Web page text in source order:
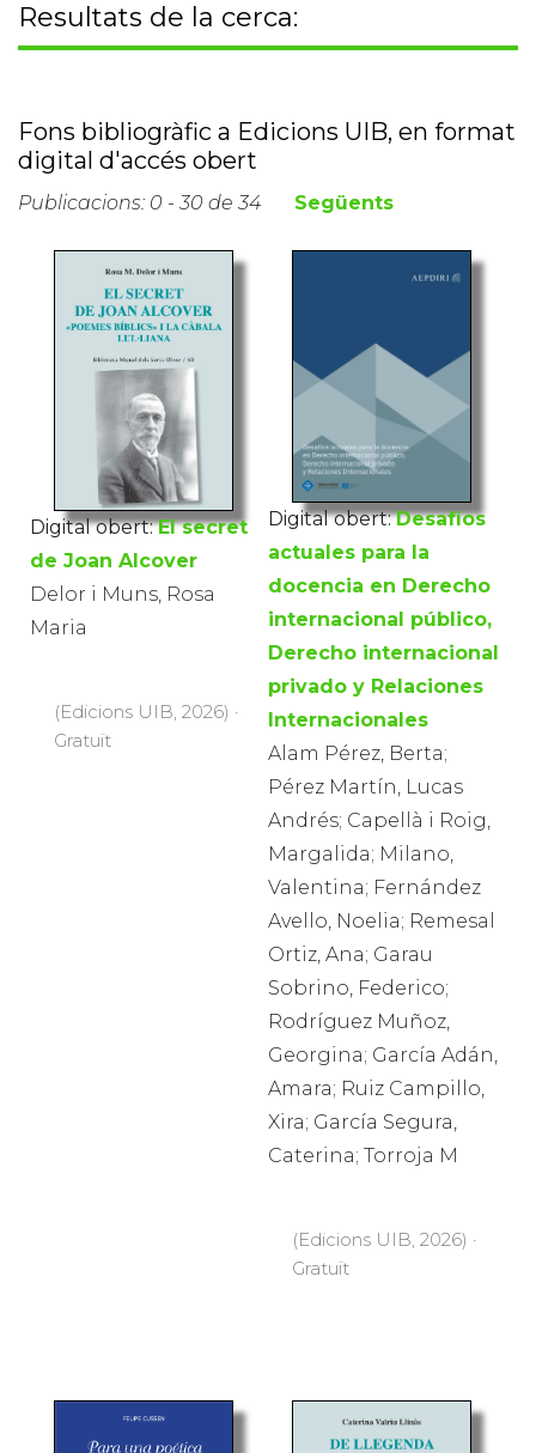
Resultats de la cerca:
Fons bibliogràfic a Edicions UIB, en format
digital d'accés obert
Publicacions: 0 - 30 de 34 Següents
Digital obert: El secret
de Joan Alcover
Delor i Muns, Rosa
Maria
(Edicions UIB, 2026) ·
Gratuït
Digital obert: Desafíos
actuales para la
docencia en Derecho
internacional público,
Derecho internacional
privado y Relaciones
Internacionales
Alam Pérez, Berta;
Pérez Martín, Lucas
Andrés; Capellà i Roig,
Margalida; Milano,
Valentina; Fernández
Avello, Noelia; Remesal
Ortiz, Ana; Garau
Sobrino, Federico;
Rodríguez Muñoz,
Georgina; García Adán,
Amara; Ruiz Campillo,
Xira; García Segura,
Caterina; Torroja M
(Edicions UIB, 2026) ·
Gratuït